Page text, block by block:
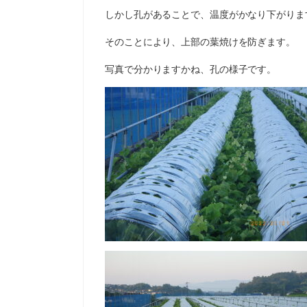
しかし孔があることで、温度がかなり下がり
そのことにより、上部の葉焼けを防ぎます。
写真で分かりますかね、孔の様子です。